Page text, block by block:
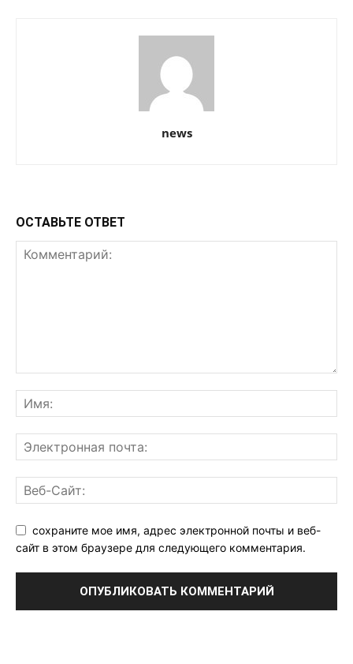
news
ОСТАВЬТЕ ОТВЕТ
сохраните мое имя, адрес электронной почты и веб-
сайт в этом браузере для следующего комментария.